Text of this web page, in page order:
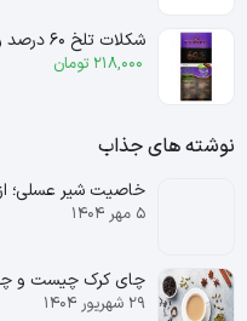
شکلات تلخ ۶۰ درصد وگان ۸۰ گرم پارمیدا – parmida
218,000 تومان
نوشته های جذاب
خاصیت شیر عسلی؛ از
۵ مهر ۱۴۰۴
چای کرک چیست و
۲۹ شهریور ۱۴۰۴